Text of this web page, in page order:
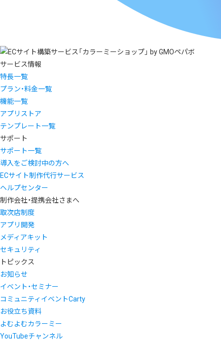
サービス情報
特長一覧
プラン・料金一覧
機能一覧
アプリストア
テンプレート一覧
サポート
サポート一覧
導入をご検討中の方へ
ECサイト制作代行サービス
ヘルプセンター
制作会社・提携会社さまへ
取次店制度
アプリ開発
メディアキット
セキュリティ
トピックス
お知らせ
イベント・セミナー
コミュニティイベントCarty
お役立ち資料
よむよむカラーミー
YouTubeチャンネル